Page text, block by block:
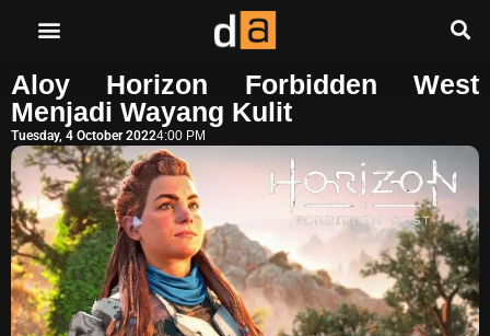
Aloy Horizon Forbidden West
Menjadi Wayang Kulit
Tuesday, 4 October 20224:00 PM